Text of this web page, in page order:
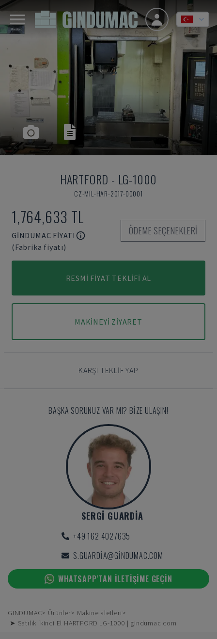
HARTFORD - LG-1000
CZ-MIL-HAR-2017-00001
1,764,633 TL
GINDUMAC FIYATI
(Fabrika fiyatı)
ÖDEME SEÇENEKLERI
RESMI FIYAT TEKLIFI AL
MAKINEYI ZIYARET
KARŞI TEKLIF YAP
BAŞKA SORUNUZ VAR MI? BIZE ULAŞIN!
SERGI GUARDIA
+49 162 4027635
S.GUARDIA@GINDUMAC.COM
WHATSAPP'TAN ILETIŞIME GEÇIN
GINDUMAC Ürünler
Makine aletleri
➤ Satılık İkinci El HARTFORD LG-1000 | gindumac.com